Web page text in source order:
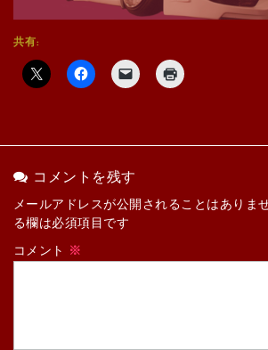
共有:
コメントを残す
メールアドレスが公開されることはありま
る欄は必須項目です
コメント ※